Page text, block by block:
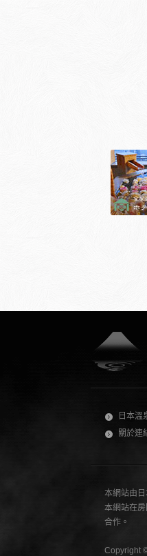
日本溫
關於連
本網站由日
本網站在
合作。
Copyright